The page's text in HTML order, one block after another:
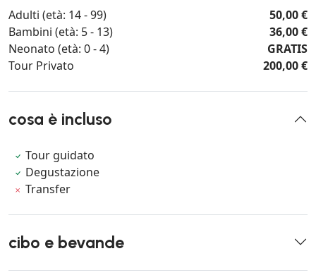
Adulti (età: 14 - 99)
50,00 €
Bambini (età: 5 - 13)
36,00 €
Neonato (età: 0 - 4)
GRATIS
Tour Privato
200,00 €
cosa è incluso
Tour guidato
Degustazione
Transfer
cibo e bevande